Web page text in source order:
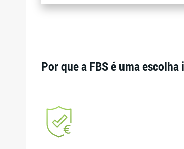
Por que a FBS é uma